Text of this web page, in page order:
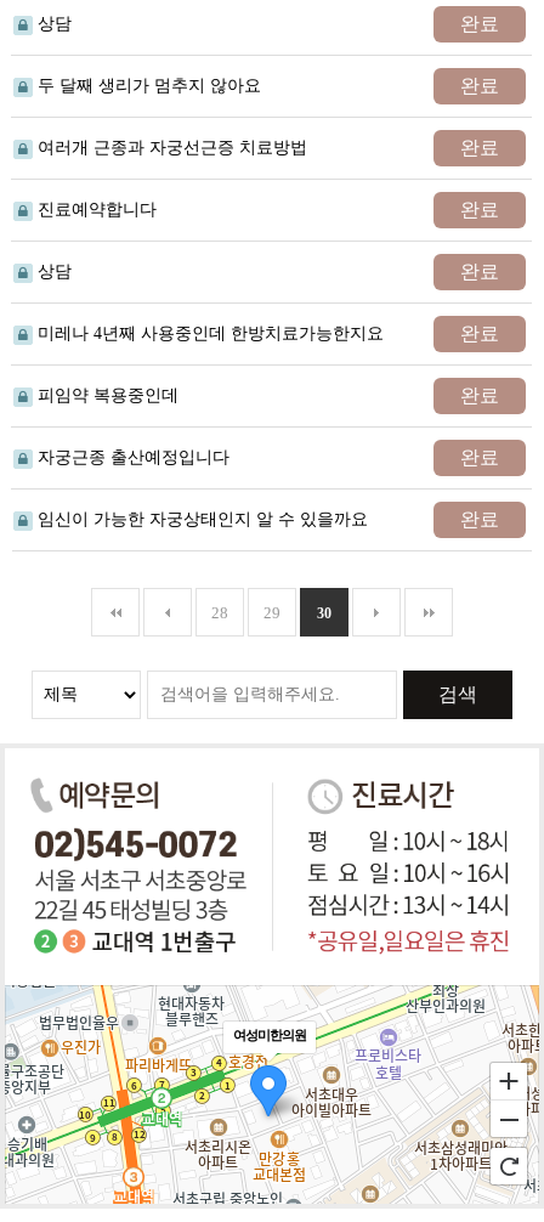
상담 완료
두 달째 생리가 멈추지 않아요 완료
여러개 근종과 자궁선근증 치료방법 완료
진료예약합니다 완료
상담 완료
미레나 4년째 사용중인데 한방치료가능한지요 완료
피임약 복용중인데 완료
자궁근종 출산예정입니다 완료
임신이 가능한 자궁상태인지 알 수 있을까요 완료
28 29 30
검색
여성미한의원